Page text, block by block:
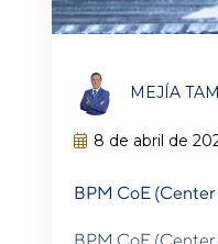
MEJÍA
8 de abril de
BPM CoE